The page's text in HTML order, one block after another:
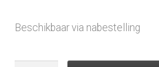
Beschikbaar via nabestelling